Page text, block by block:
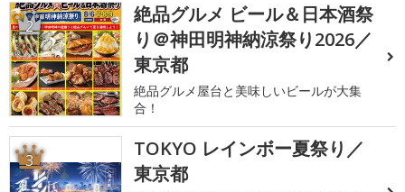
2
絶品グルメ ビール＆日本酒祭
り＠神田明神納涼祭り2026／
東京都
絶品グルメ屋台と美味しいビールが大集
合！
3
TOKYO レインボー夏祭り／
東京都